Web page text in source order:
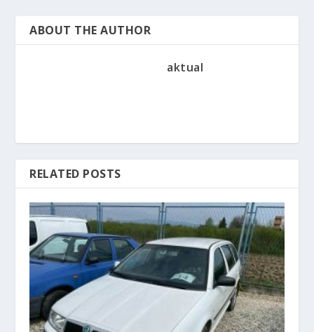
ABOUT THE AUTHOR
aktual
RELATED POSTS